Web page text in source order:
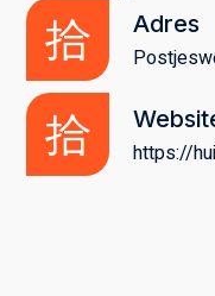
Adres
https://